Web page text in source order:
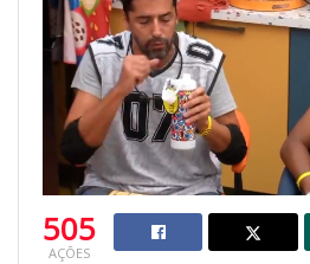
505
AÇÕES